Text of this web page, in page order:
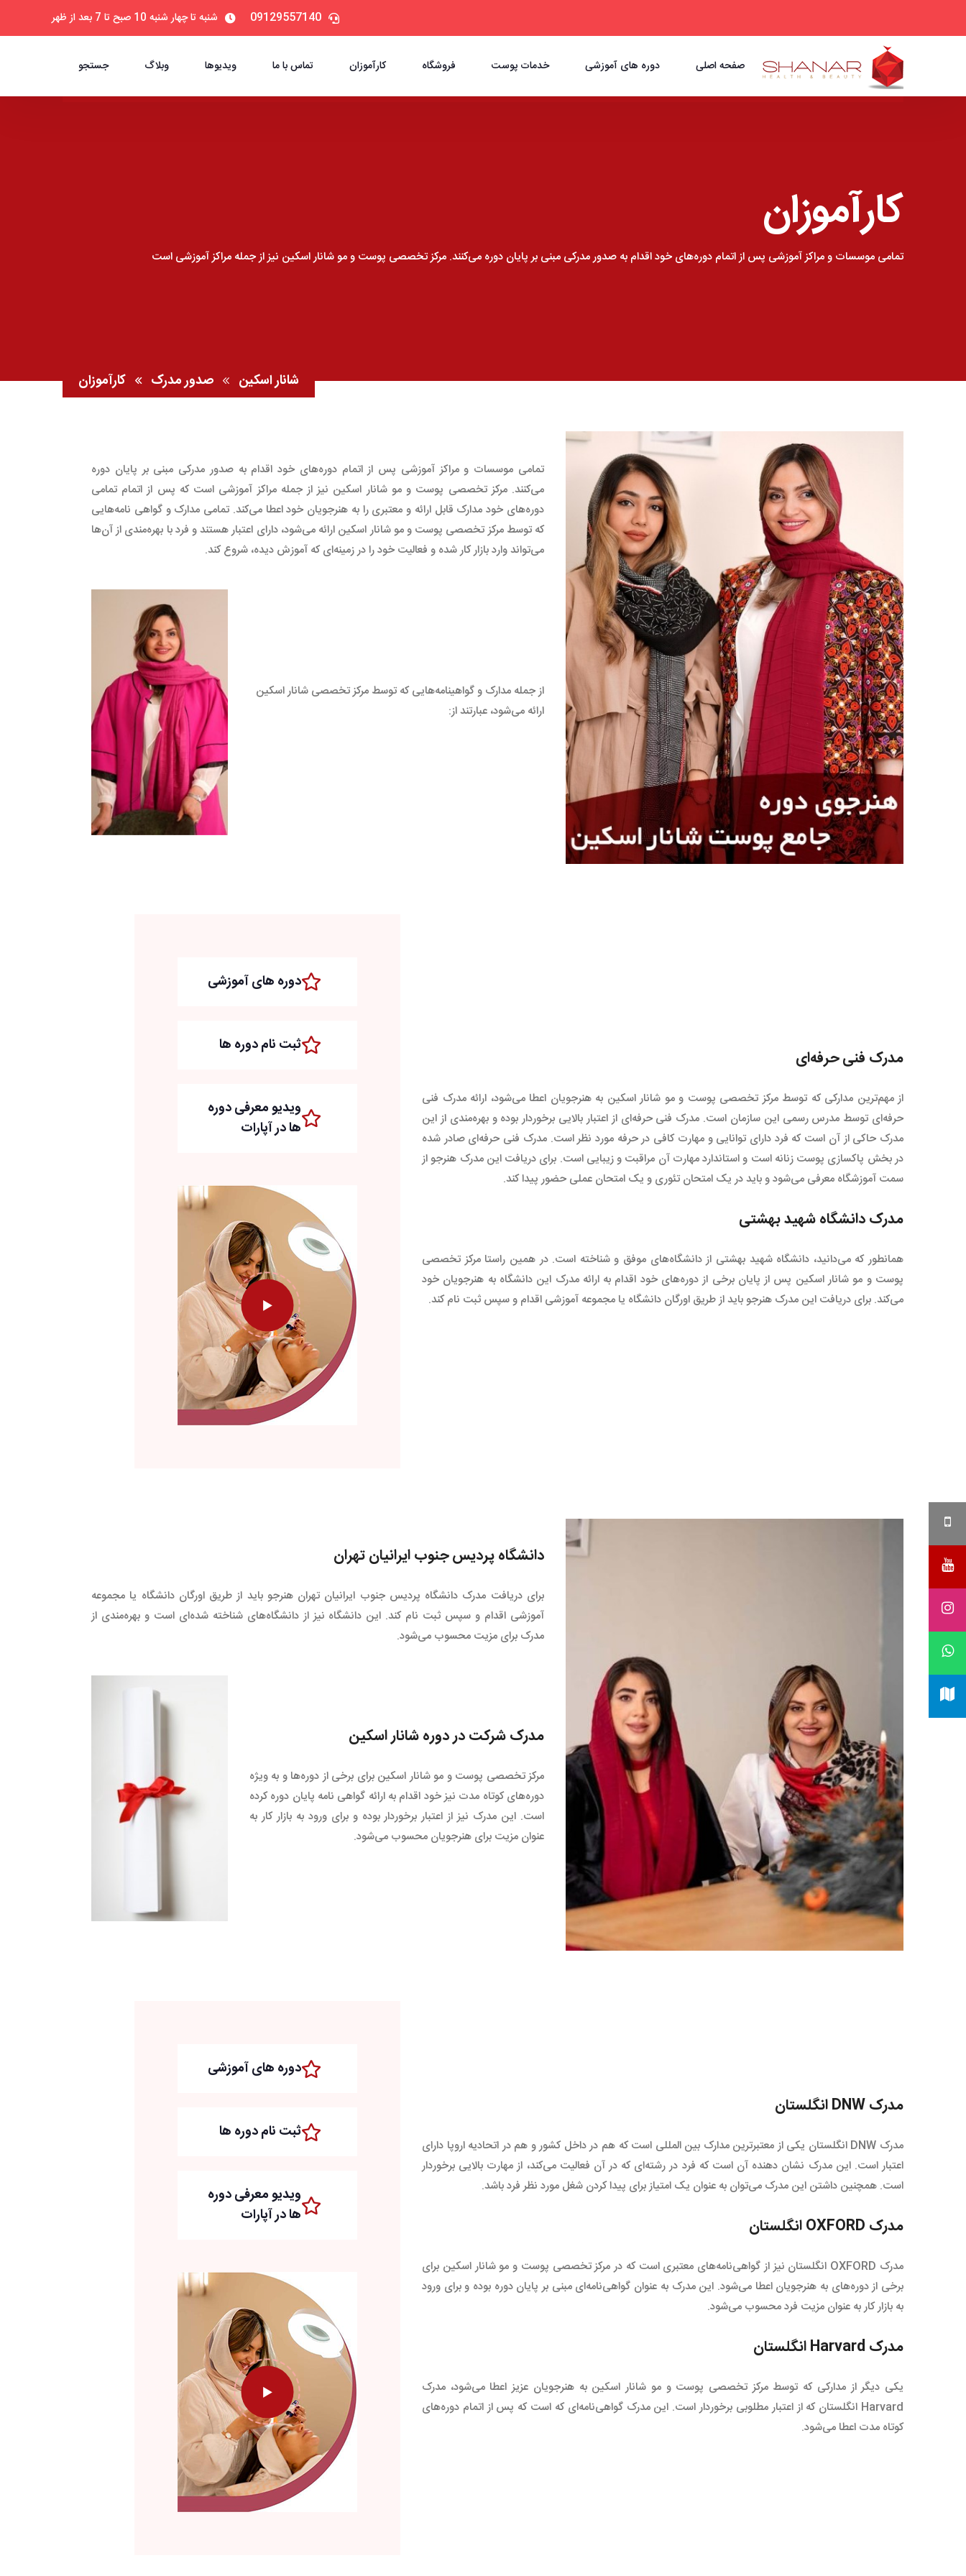
09129557140 شنبه تا چهار شنبه 10 صبح تا 7 بعد از ظهر
صفحه اصلی دوره های آموزشی خدمات پوست فروشگاه کارآموزان تماس با ما ویدیوها وبلاگ جستجو
کارآموزان
تمامی موسسات و مراکز آموزشی پس از اتمام دوره‌های خود اقدام به صدور مدرکی مبنی بر پایان دوره می‌کنند. مرکز تخصصی پوست و مو شانار اسکین نیز از جمله مراکز آموزشی است
شانار اسکین صدور مدرک کارآموزان
تمامی موسسات و مراکز آموزشی پس از اتمام دوره‌های خود اقدام به صدور مدرکی مبنی بر پایان دوره
می‌کنند. مرکز تخصصی پوست و مو شانار اسکین نیز از جمله مراکز آموزشی است که پس از اتمام تمامی
دوره‌های خود مدارک قابل ارائه و معتبری را به هنرجویان خود اعطا می‌کند. تمامی مدارک و گواهی نامه‌هایی
که توسط مرکز تخصصی پوست و مو شانار اسکین ارائه می‌شود، دارای اعتبار هستند و فرد با بهره‌مندی از آن‌ها
می‌تواند وارد بازار کار شده و فعالیت خود را در زمینه‌ای که آموزش دیده، شروع کند.
از جمله مدارک و گواهینامه‌هایی که توسط مرکز تخصصی شانار اسکین
ارائه می‌شود، عبارتند از:
مدرک فنی حرفه‌ای
از مهم‌ترین مدارکی که توسط مرکز تخصصی پوست و مو شانار اسکین به هنرجویان اعطا می‌شود، ارائه مدرک فنی
حرفه‌ای توسط مدرس رسمی این سازمان است. مدرک فنی حرفه‌ای از اعتبار بالایی برخوردار بوده و بهره‌مندی از این
مدرک حاکی از آن است که فرد دارای توانایی و مهارت کافی در حرفه مورد نظر است. مدرک فنی حرفه‌ای صادر شده
در بخش پاکسازی پوست زنانه است و استاندارد مهارت آن مراقبت و زیبایی است. برای دریافت این مدرک هنرجو از
سمت آموزشگاه معرفی می‌شود و باید در یک امتحان تئوری و یک امتحان عملی حضور پیدا کند.
مدرک دانشگاه شهید بهشتی
همانطور که می‌دانید، دانشگاه شهید بهشتی از دانشگاه‌های موفق و شناخته است. در همین راستا مرکز تخصصی
پوست و مو شانار اسکین پس از پایان برخی از دوره‌های خود اقدام به ارائه مدرک این دانشگاه به هنرجویان خود
می‌کند. برای دریافت این مدرک هنرجو باید از طریق اورگان دانشگاه یا مجموعه آموزشی اقدام و سپس ثبت نام کند.
دوره های آموزشی
ثبت نام دوره ها
ویدیو معرفی دوره
ها در آپارات
دانشگاه پردیس جنوب ایرانیان تهران
برای دریافت مدرک دانشگاه پردیس جنوب ایرانیان تهران هنرجو باید از طریق اورگان دانشگاه یا مجموعه
آموزشی اقدام و سپس ثبت نام کند. این دانشگاه نیز از دانشگاه‌های شناخته شده‌ای است و بهره‌مندی از
مدرک برای مزیت محسوب می‌شود.
مدرک شرکت در دوره شانار اسکین
مرکز تخصصی پوست و مو شانار اسکین برای برخی از دوره‌ها و به ویژه
دوره‌های کوتاه مدت نیز خود اقدام به ارائه گواهی نامه پایان دوره کرده
است. این مدرک نیز از اعتبار برخوردار بوده و برای ورود به بازار کار به
عنوان مزیت برای هنرجویان محسوب می‌شود.
مدرک DNW انگلستان
مدرک DNW انگلستان یکی از معتبرترین مدارک بین المللی است که هم در داخل کشور و هم در اتحادیه اروپا دارای
اعتبار است. این مدرک نشان دهنده آن است که فرد در رشته‌ای که در آن فعالیت می‌کند، از مهارت بالایی برخوردار
است. همچنین داشتن این مدرک می‌توان به عنوان یک امتیاز برای پیدا کردن شغل مورد نظر فرد باشد.
مدرک OXFORD انگلستان
مدرک OXFORD انگلستان نیز از گواهی‌نامه‌های معتبری است که در مرکز تخصصی پوست و مو شانار اسکین برای
برخی از دوره‌های به هنرجویان اعطا می‌شود. این مدرک به عنوان گواهی‌نامه‌ای مبنی بر پایان دوره بوده و برای ورود
به بازار کار به عنوان مزیت فرد محسوب می‌شود.
مدرک Harvard انگلستان
یکی دیگر از مدارکی که توسط مرکز تخصصی پوست و مو شانار اسکین به هنرجویان عزیز اعطا می‌شود، مدرک
Harvard انگلستان که از اعتبار مطلوبی برخوردار است. این مدرک گواهی‌نامه‌ای که است که پس از اتمام دوره‌های
کوتاه مدت اعطا می‌شود.
دوره های آموزشی
ثبت نام دوره ها
ویدیو معرفی دوره
ها در آپارات